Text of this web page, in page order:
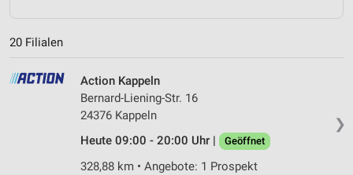
20 Filialen
❯
Action Kappeln
Bernard-Liening-Str. 16
24376 Kappeln
Heute 09:00 - 20:00 Uhr |
Geöffnet
328,88 km • Angebote: 1 Prospekt